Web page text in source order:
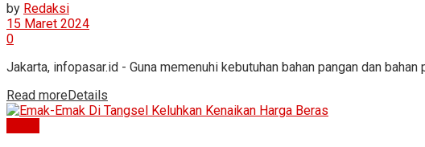
by Redaksi
15 Maret 2024
0
Jakarta, infopasar.id - Guna memenuhi kebutuhan bahan pangan dan
Read moreDetails